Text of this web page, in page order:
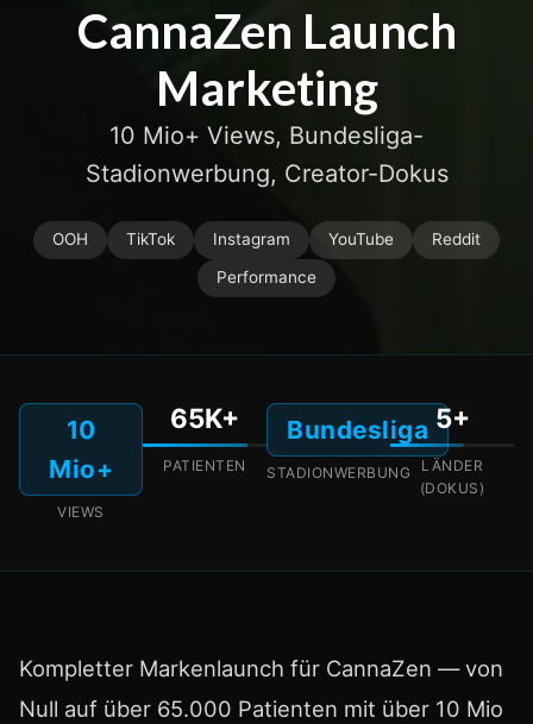
CannaZen Launch
Marketing
10 Mio+ Views, Bundesliga-
Stadionwerbung, Creator-Dokus
OOH TikTok Instagram YouTube Reddit
Performance
10
Mio+
VIEWS
65K+
PATIENTEN
Bundesliga
STADIONWERBUNG
5+
LÄNDER
(DOKUS)
Kompletter Markenlaunch für CannaZen — von
Null auf über 65.000 Patienten mit über 10 Mio